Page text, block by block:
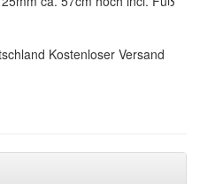
Kostenloser Versand